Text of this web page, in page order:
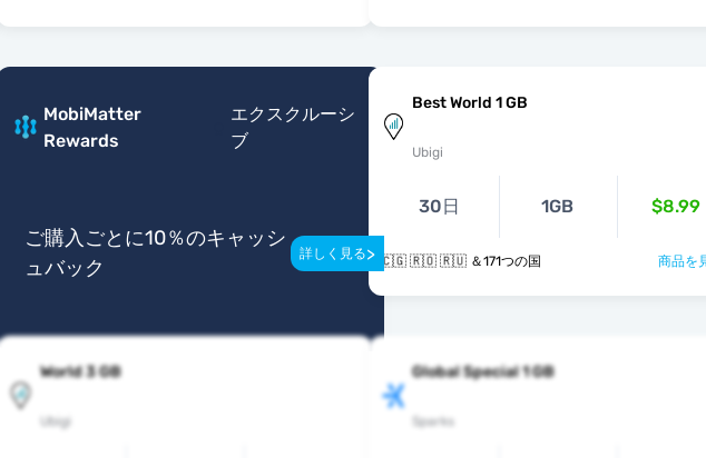
MobiMatter
Rewards
エクスクルーシ
ブ
ご購入ごとに10％のキャッシ
ュバック
詳しく見る>
Best World 1 GB
Ubigi
30日 1GB $8.99
🇨🇬 🇷🇴 🇷🇺 ＆171つの国 商品を
World 3 GB
Ubigi
Global Special 1 GB
Sparks